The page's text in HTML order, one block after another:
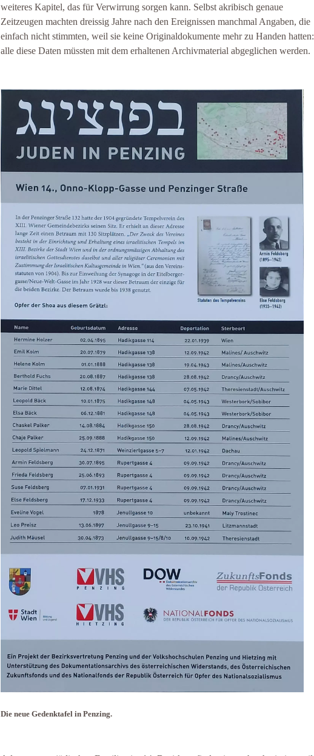
weiteres Kapitel, das für Verwirrung sorgen kann. Selbst akribisch genaue
Zeitzeugen machten dreissig Jahre nach den Ereignissen manchmal Angaben, die
einfach nicht stimmten, weil sie keine Originaldokumente mehr zu Handen hatten:
alle diese Daten müssten mit dem erhaltenen Archivmaterial abgeglichen werden.
Die neue Gedenktafel in Penzing.